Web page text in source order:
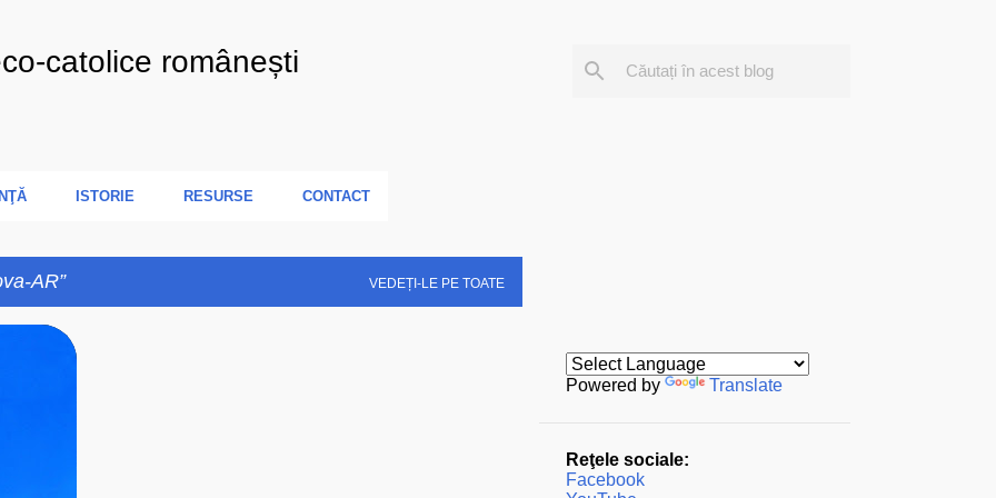
catolice românești
ISTORIE RESURSE CONTACT
AR VEDEȚI-LE PE TOATE
Powered by Translate
Reţele sociale:
Facebook